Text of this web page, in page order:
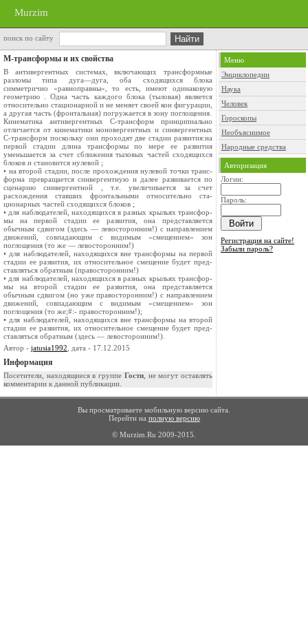
Murzim
поиск по сайту
М-трансформы и их свойства
В антивергентных системах, включающих трансформные
разломы ти­па дуга—дуга, оба сходящихся блока
симметрично «равноправны», то есть, имеют одинаковую
геометрию . Одна часть каждого блока (тыловая) является
относительно стационарной и не меняет своей кон­ фигурации,
а другая часть (фронтальная) погружается в зону поглощения.
Кинематика антивергентных С-трансформ принципиально
отличается от кинематики моновергентных и синвергентных
С-трансформ поскольку они проходят две стадии развития:на
первой стадии длина трансформы по ме­ре ее развития
уменьшается за счет сближения тыловых частей сходящихся
блоков и становится нулевой ;
• на второй стадии, после прохождения нулевой точки транс­
форма превращается синвергентную и далее развивается по
сценарию синвергентной , т.е. увеличивается за счет
расхождения ставших фронтальными относительно ста­
ционарных частей сходящихся блоков ;
• для наблюдателей, находящихся в разных крыльях трансфор­
мы на первой стадии ее развития, она представляется
обычным сдвигом (здесь — левосторонним!) с направлением
движений, совпадающим с видимым «смещением» зон
поглощения (то­ же — левосторонним!)
• для наблюдателей, находящихся вне трансформы на первой
стадии ее развития, их относительное смещение будет пред­
ставляться обратным (правосторонним!)
• для наблюдателей, находящихся в разных крыльях трансфор­
мы на второй стадии ее развития, она представляется
обычным сдвигом (но уже правосторонним!) с направлением
движений, совпадающим с видимым «смещением» зон
поглощения (то­ же;#:- правосторонним!);
• для наблюдателей, находящихся вне трансформы на второй
стадии ее развития, их относительное смещение будет пред­
ставляться обратным (здесь — левосторонним!).
Автор - jatusia1992 , дата - 17.12.2015
Информация
Посетители, находящиеся в группе Гости, не могут оставлять
комментарии к данной публикации.
Меню
Энциклопедии
Наука
Человек
Гороскопы
Необъяснимое
Народные средства
Авторизация
Логин:
Пароль:
Регистрация на сайте!
Забыли пароль?
Вы просматриваете мобильную версию сайта.
Перейти на полную версию
© Murzim.Ru 2009-2015.